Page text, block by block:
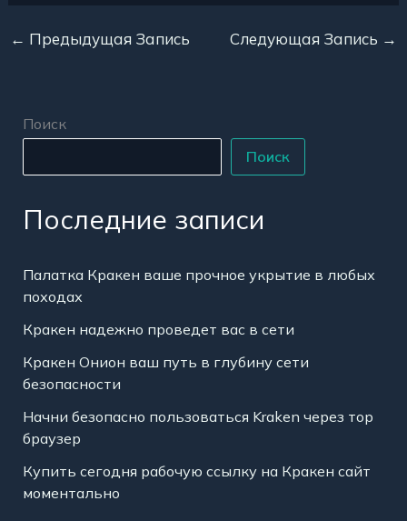
← Предыдущая Запись Следующая Запись →
Поиск
Поиск
Последние записи
Палатка Кракен ваше прочное укрытие в любых
походах
Кракен надежно проведет вас в сети
Кракен Онион ваш путь в глубину сети
безопасности
Начни безопасно пользоваться Kraken через тор
браузер
Купить сегодня рабочую ссылку на Кракен сайт
моментально